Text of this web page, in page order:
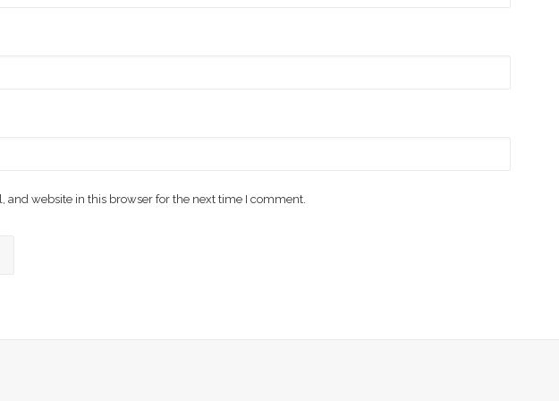
and website in this browser for the next time I comment.